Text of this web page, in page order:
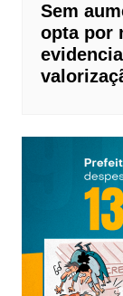
Sem
opta por